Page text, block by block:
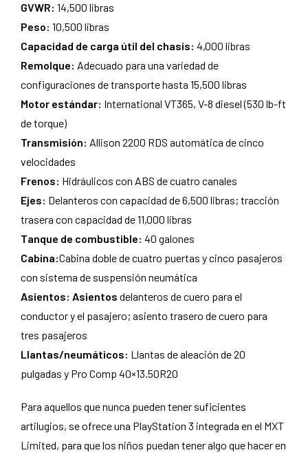
GVWR: 14,500 libras
Peso: 10,500 libras
Capacidad de carga útil del chasis: 4,000 libras
Remolque: Adecuado para una variedad de
configuraciones de transporte hasta 15,500 libras
Motor estándar: International VT365, V-8 diesel (530 lb-ft
de torque)
Transmisión: Allison 2200 RDS automática de cinco
velocidades
Frenos: Hidráulicos con ABS de cuatro canales
Ejes: Delanteros con capacidad de 6,500 libras; tracción
trasera con capacidad de 11,000 libras
Tanque de combustible: 40 galones
Cabina:Cabina doble de cuatro puertas y cinco pasajeros
con sistema de suspensión neumática
Asientos: Asientos delanteros de cuero para el
conductor y el pasajero; asiento trasero de cuero para
tres pasajeros
Llantas/neumáticos: Llantas de aleación de 20
pulgadas y Pro Comp 40×13.50R20
Para aquellos que nunca pueden tener suficientes
artilugios, se ofrece una PlayStation 3 integrada en el MXT
Limited, para que los niños puedan tener algo que hacer en